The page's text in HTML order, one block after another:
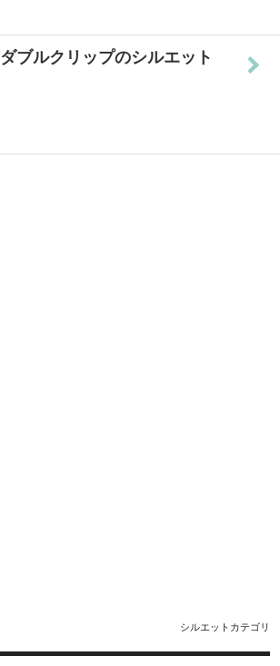
ダブルクリップのシルエット
シルエットカテゴリ